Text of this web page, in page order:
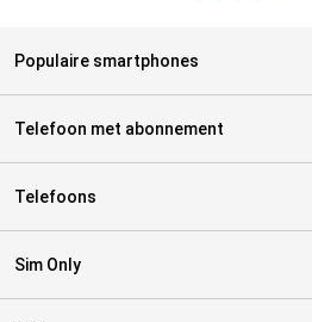
Populaire smartphones
Telefoon met abonnement
Telefoons
Sim Only